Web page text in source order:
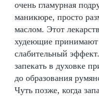
очень гламурная
маникюре, просто
маслом. Этот
худеющие принимают
слабительный
запекать в духовке
до образования
Чуть позже, когда